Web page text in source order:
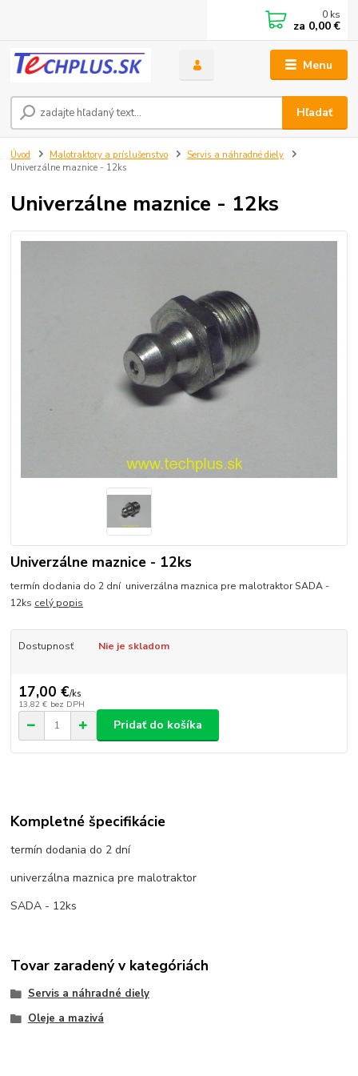
Menu
Hľadať
0 ks
za 0,00 €
Úvod Malotraktory a príslušenstvo
Servis a náhradné diely
Univerzálne maznice - 12ks
Univerzálne maznice - 12ks
Univerzálne maznice - 12ks
termín dodania do 2 dní univerzálna maznica pre malotraktor SADA -
12ks celý popis
Dostupnosť Nie je skladom
17,00 €/ks
13,82 € bez DPH
Pridať do košíka
Kompletné špecifikácie
termín dodania do 2 dní
univerzálna maznica pre malotraktor
SADA - 12ks
Tovar zaradený v kategóriách
Servis a náhradné diely
Oleje a mazivá